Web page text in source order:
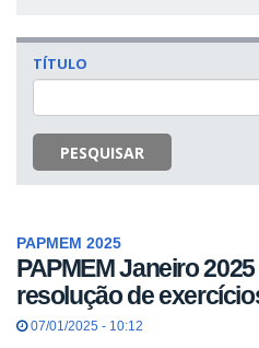
TÍTULO
PESQUISAR
PAPMEM 2025
PAPMEM Janeiro
resolução de
07/01/2025 - 10:12